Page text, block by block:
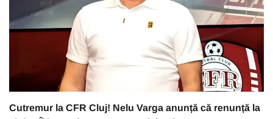
Cutremur la CFR Cluj! Nelu Varga anunță că renunță la